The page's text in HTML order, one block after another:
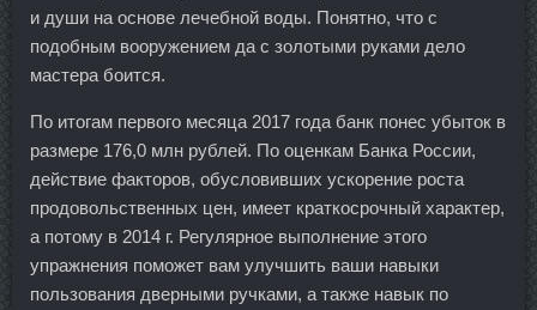
и души на основе лечебной воды. Понятно, что с
подобным вооружением да с золотыми руками дело
мастера боится.
По итогам первого месяца 2017 года банк понес убыток в
размере 176,0 млн рублей. По оценкам Банка России,
действие факторов, обусловивших ускорение роста
продовольственных цен, имеет краткосрочный характер,
а потому в 2014 г. Регулярное выполнение этого
упражнения поможет вам улучшить ваши навыки
пользования дверными ручками, а также навык по